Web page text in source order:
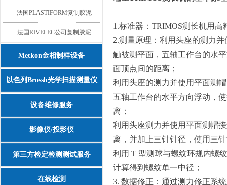
法国PLASTIFORM复制胶泥
法国RIVELEC公司复制胶泥
Metkon金相制样设备
以色列Brossh光学扫描测量仪
设备维修服务
影像仪/投影仪
第三方检定检测测试服务
在线检测
1.标准器： TRIMOS测长机用高
2.测量原理：利用头座的测力
触被测平面，五轴工作台的水
面顶点间的距离；
利用头座的测力并使用平面测
五轴工作台的水平方向浮动，
离；
利用头座测力并使用平面测帽
离，并加上三针针径，使用三
利用 T 型测球与螺纹环规内螺
计算得到螺纹单一中径；
3. 数据修正：通过测力修正系